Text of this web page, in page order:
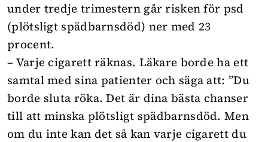
under tredje trimestern går risken för psd
(plötsligt spädbarnsdöd) ner med 23
procent.
– Varje cigarett räknas. Läkare borde ha ett
samtal med sina patienter och säga att: ”Du
borde sluta röka. Det är dina bästa chanser
till att minska plötsligt spädbarnsdöd. Men
om du inte kan det så kan varje cigarett du